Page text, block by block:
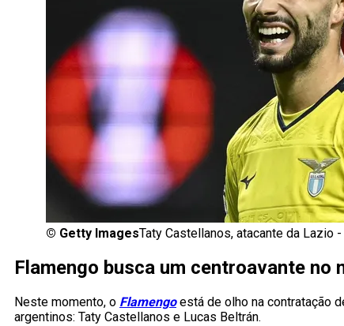
© Getty ImagesTaty Castellanos, atacante da Lazio
Flamengo busca um centroavante no
Neste momento, o Flamengoestá de olho na contratação
argentinos: Taty Castellanos e Lucas Beltrán.